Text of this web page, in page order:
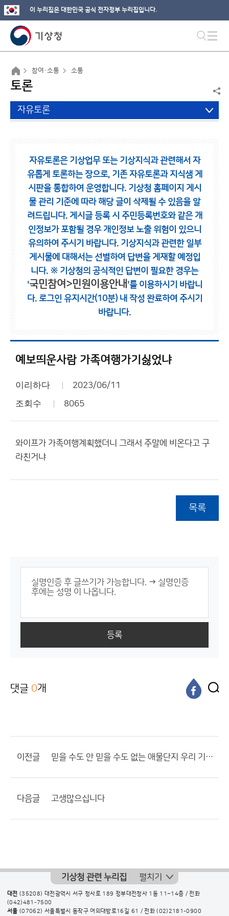
이 누리집은 대한민국 공식 전자정부 누리집입니다.
참여·소통 소통
토론
자유토론
자유토론은 기상업무 또는 기상지식과 관련해서 자
유롭게 토론하는 장으로, 기존 자유토론과 지식샘 게
시판을 통합하여 운영합니다. 기상청 홈페이지 게시
물 관리 기준에 따라 해당 글이 삭제될 수 있음을 알
려드립니다. 게시글 등록 시 주민등록번호와 같은 개
인정보가 포함될 경우 개인정보 노출 위험이 있으니
유의하여 주시기 바랍니다. 기상지식과 관련한 일부
게시물에 대해서는 선별하여 답변을 게재할 예정입
니다. ※ 기상청의 공식적인 답변이 필요한 경우는
'국민참여>민원이용안내 '를 이용하시기 바랍니
다. 로그인 유지시간(10분) 내 작성 완료하여 주시기
바랍니다.
예보띄운사람 가족여행가기싫었냐
이리하다 2023/06/11
조회수 8065
와이프가 가족여행계획했더니 그래서 주말에 비온다고 구
라친거냐
목록
등록
댓글 0개
이전글 믿을 수도 안 믿을 수도 없는 애물단지 우리 기상청!
다음글 고생많으십니다
기상청 관련 누리집 펼치기
대전 (35208) 대전광역시 서구 청사로 189 정부대전청사 1동 11~14층 / 전화
(042)481-7500
서울 (07062) 서울특별시 동작구 여의대방로16길 61 / 전화(02)2181-0900